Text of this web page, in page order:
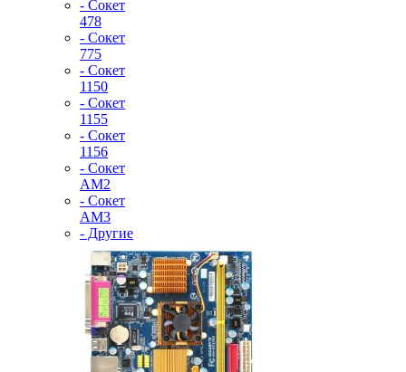
- Сокет
478
- Сокет
775
- Сокет
1150
- Сокет
1155
- Сокет
1156
- Сокет
AM2
- Сокет
AM3
- Другие